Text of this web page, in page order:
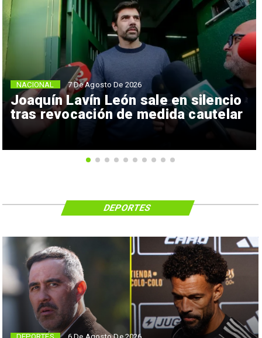
Joaquín Lavín León sale en silencio
tras revocación de medida cautelar
NACIONAL 7 De Agosto De 2026
DEPORTES